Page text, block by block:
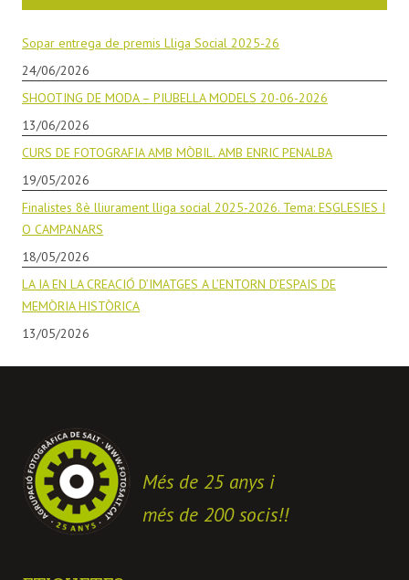
Sopar entrega de premis Lliga Social 2025-26
24/06/2026
SHOOTING DE MODA – PIUBELLA MODELS 20-06-2026
13/06/2026
CURS DE FOTOGRAFIA AMB MÒBIL. AMB ENRIC PENALBA
19/05/2026
Finalistes 8è lliurament lliga social 2025-2026. Tema: ESGLESIES I
O CAMPANARS
18/05/2026
LA IA EN LA CREACIÓ D’IMATGES A L’ENTORN D’ESPAIS DE
MEMÒRIA HISTÒRICA
13/05/2026
Més de 25 anys i
més de 200 socis!!